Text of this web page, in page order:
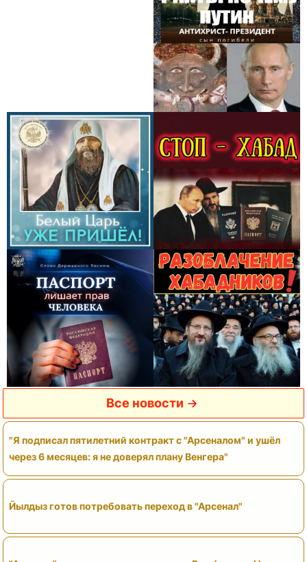
Все новости
"Я подписал пятилетний контракт с "Арсеналом" и ушёл
через 6 месяцев: я не доверял плану Венгера"
Йылдыз готов потребовать переход в "Арсенал"